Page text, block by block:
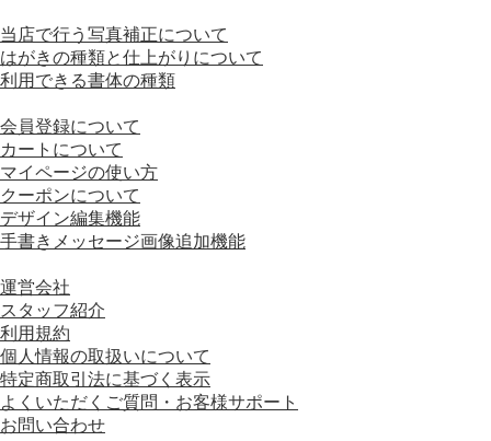
当店で行う写真補正について
はがきの種類と仕上がりについて
利用できる書体の種類
会員登録について
カートについて
マイページの使い方
クーポンについて
デザイン編集機能
手書きメッセージ画像追加機能
運営会社
スタッフ紹介
利用規約
個人情報の取扱いについて
特定商取引法に基づく表示
よくいただくご質問・お客様サポート
お問い合わせ